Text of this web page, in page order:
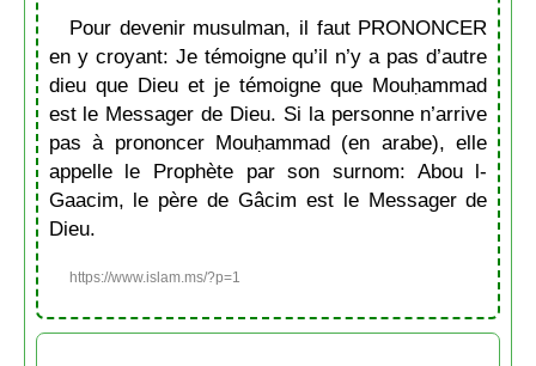
Pour devenir musulman, il faut PRONONCER
en y croyant: Je témoigne qu’il n’y a pas d’autre
dieu que Dieu et je témoigne que Mouḥammad
est le Messager de Dieu. Si la personne n’arrive
pas à prononcer Mouḥammad (en arabe), elle
appelle le Prophète par son surnom: Abou l-
Gaacim, le père de Gâcim est le Messager de
Dieu.
https://www.islam.ms/?p=1